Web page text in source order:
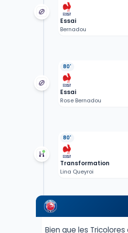
Essai
Bernadou
80'
Essai
Rose Bernadou
80'
Transformation
Lina Queyroi
Bien que les